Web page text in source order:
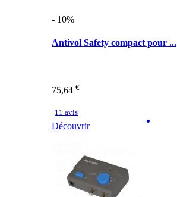
- 10%
Antivol Safety compact pour ...
75,64 €
11 avis
Découvrir